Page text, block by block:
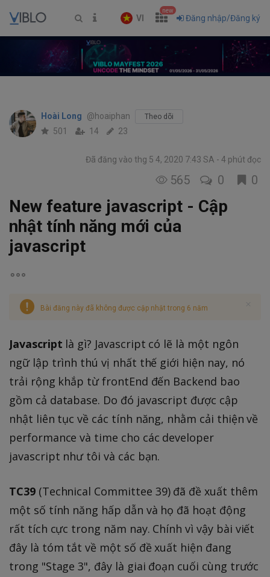
VI
new
Đăng nhập/Đăng ký
Hoài Long @hoaiphan Theo dõi
501 14 23
Đã đăng vào thg 5 4, 2020 7:43 SA 4 phút đọc
565 0 0
New feature javascript - Cập
nhật tính năng mới của
javascript
Bài đăng này đã không được cập nhật trong 6 năm
Javascript là gì? Javascript có lẽ là một ngôn
ngữ lập trình thú vị nhất thế giới hiện nay, nó
trải rộng khắp từ frontEnd đến Backend bao
gồm cả database. Do đó javascript được cập
nhật liên tục về các tính năng, nhằm cải thiện về
performance và time cho các developer
javascript như tôi và các bạn.
TC39(Technical Committee 39) đã đề xuất thêm
một số tính năng hấp dẫn và họ đã hoạt động
rất tích cực trong năm nay. Chính vì vậy bài viết
đây là tóm tắt về một số đề xuất hiện đang
trong "Stage 3", đây là giai đoạn cuối cùng trước